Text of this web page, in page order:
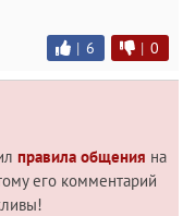
| 6 | 0
правила общения на
его комментарий